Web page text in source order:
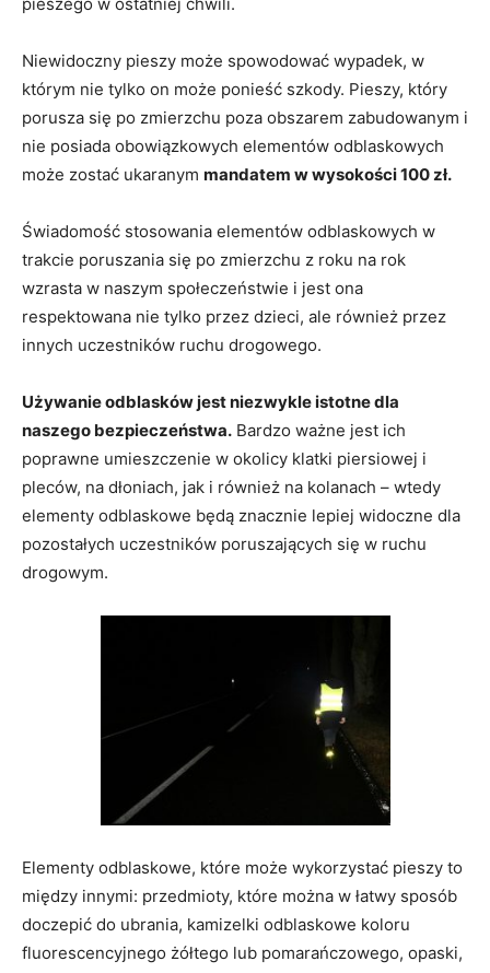
Niewidoczny pieszy może spowodować wypadek, w
którym nie tylko on może ponieść szkody. Pieszy, który
porusza się po zmierzchu poza obszarem zabudowanym i
nie posiada obowiązkowych elementów odblaskowych
może zostać ukaranym mandatem w wysokości 100 zł.
Świadomość stosowania elementów odblaskowych w
trakcie poruszania się po zmierzchu z roku na rok
wzrasta w naszym społeczeństwie i jest ona
respektowana nie tylko przez dzieci, ale również przez
innych uczestników ruchu drogowego.
Używanie odblasków jest niezwykle istotne dla
naszego bezpieczeństwa. Bardzo ważne jest ich
poprawne umieszczenie w okolicy klatki piersiowej i
pleców, na dłoniach, jak i również na kolanach – wtedy
elementy odblaskowe będą znacznie lepiej widoczne dla
pozostałych uczestników poruszających się w ruchu
drogowym.
Elementy odblaskowe, które może wykorzystać pieszy to
między innymi: przedmioty, które można w łatwy sposób
doczepić do ubrania, kamizelki odblaskowe koloru
fluorescencyjnego żółtego lub pomarańczowego, opaski,